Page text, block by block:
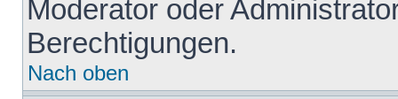
Moderator oder
Berechtigungen.
Nach oben